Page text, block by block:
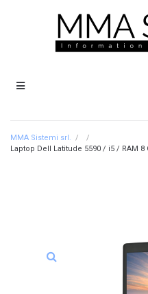
MMA Sistemi srl. /
/
Laptop Dell Latitude 5590 / i5 / RAM 8